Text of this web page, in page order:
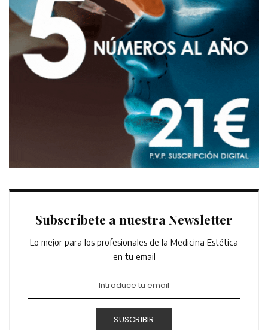
Subscríbete a nuestra Newsletter
Lo mejor para los profesionales de la Medicina Estética
en tu email
SUSCRIBIR